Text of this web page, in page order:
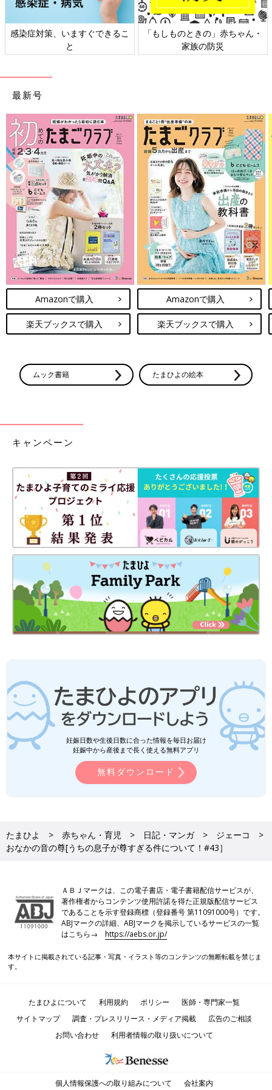
感染症対策、いますぐできるこ
と
「もしものときの」赤ちゃん・
家族の防災
最新号
Amazonで購入
楽天ブックスで購入
Amazonで購入
楽天ブックスで購入
ムック書籍 たまひよの絵本
キャンペーン
妊娠日数や生後日数に合った情報を毎日お届け
妊娠中から産後まで長く使える無料アプリ
無料ダウンロード
たまひよ 赤ちゃん・育児 日記・マンガ
ジェーコ
おなかの音の尊[うちの息子が尊すぎる件について！#43］
ＡＢＪマークは、この電子書店・電子書籍配信サービスが、
著作権者からコンテンツ使用許諾を得た正規版配信サービス
であることを示す登録商標（登録番号 第11091000号）です。
ABJマークの詳細、ABJマークを掲示しているサービスの一覧
はこちら→https://aebs.or.jp/
本サイトに掲載されている記事・写真・イラスト等のコンテンツの無断転載を禁じま
す。
たまひよについて 利用規約 ポリシー
医師・専門家一覧
サイトマップ
調査・プレスリリース・メディア掲載
広告のご相談
お問い合わせ
利用者情報の取り扱いについて
個人情報保護への取り組みについて 会社案内